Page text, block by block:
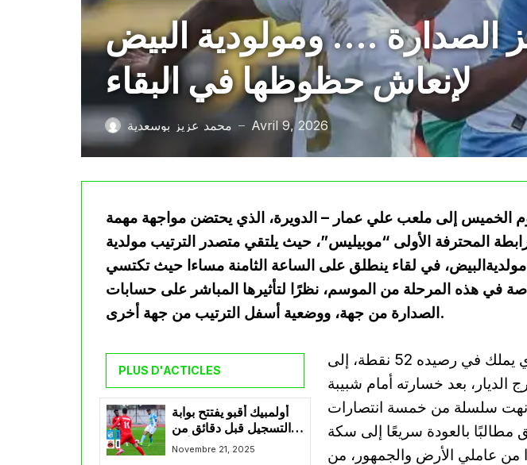
الصدارة .… ومولودية البيض
لإنعاش حظوظها في البقاء
محمد عزيز بوسعدية — Avril 9, 2026
الخميس إلى ملعب علي عمار – الدويرة، الذي يحتضن مواجهة مهمة
الـ26 من الرابطة المحترفة الأولى “موبيليس”، حيث يلتقي متصدر الترتيب مولدية
مولديةالبيض، في لقاء ينطلق على الساعة الثامنة مساءا حيث تكتسي
في هذه المرحلة من الموسم، نظرًا لتأثيرها المباشر على حسابات
الصدارة من جهة، ووضعية أسفل الترتيب من جهة أخرى.
PLUS D'ACTICLES
أولمبيك أقبو يفتتح بوابة
التسجيل قبل دقائق من
نهاية الشوط الأول
Novembre 21, 2025
ويسعى صاحب الريادة، الذي يملك في رصيده 52 نقطة، إلى
الديار، بعد خسارته أمام شبيبة
والتي أنهت سلسلة من خمسة انتصارات
مطالبًا بالعودة سريعًا إلى سكة
من عاملي الأرض والجمهور، من